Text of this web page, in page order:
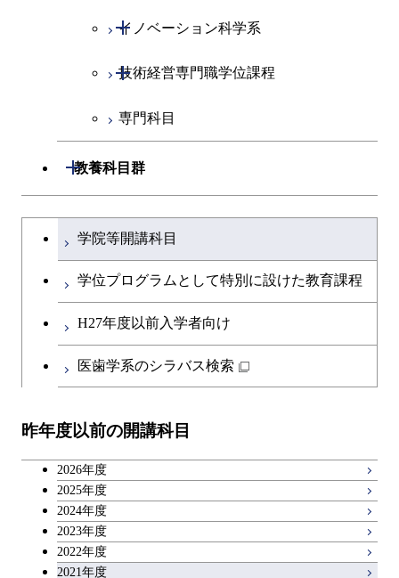
社会・人間科学コース
イノベーション科学系
開閉
イノベーション科学コース
技術経営専門職学位課程
開閉
技術経営専門職学位課程
専門科目
教養科目群
開閉
文系教養科目
英語科目
第二外国語科目
キャリア科目
大学院課程を切り替える
学院等開講科目
学位プログラムとして特別に設けた教育課程
H27年度以前入学者向け
医歯学系のシラバス検索
昨年度以前の開講科目
2026年度
2025年度
2024年度
2023年度
2022年度
2021年度